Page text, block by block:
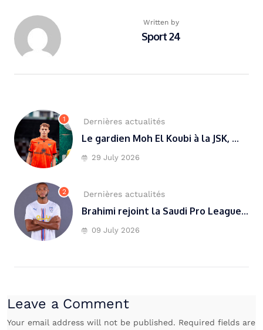
Written by
Sport 24
1 Dernières actualités
Le gardien Moh El Koubi à la JSK, ...
29 July 2026
2 Dernières actualités
Brahimi rejoint la Saudi Pro League...
09 July 2026
Leave a Comment
Your email address will not be published. Required fields are